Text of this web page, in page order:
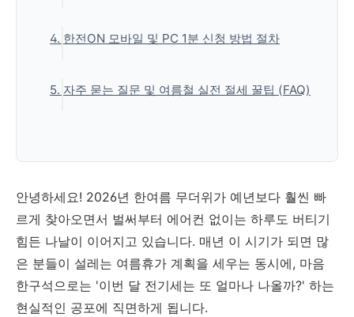
(2) 구간별 차등 지급 단가표 (1kWh당 금액)
4. 한전ON 모바일 및 PC 1분 신청 방법 절차
(2) 모바일(스마트폰) 앱을 통한 간편 접수
5. 자주 묻는 질문 및 여름철 실전 절세 꿀팁 (FAQ)
Q2. 중간에 다른 집으로 이사를 가게 되면 기
존 혜택은 소멸되나요?
💡 실전 팁: 에어컨 요금 70% 줄여 캐시백 최고
구간 달성하는 비법
'생활정보' 카테고리의 다른 글
안녕하세요! 2026년 한여름 무더위가 예년보다 훨씬 빠
르게 찾아오면서 벌써부터 에어컨 없이는 하루도 버티기
힘든 나날이 이어지고 있습니다. 매년 이 시기가 되면 많
은 분들이 설레는 여름휴가 계획을 세우는 동시에, 마음
한구석으로는 '이번 달 전기세는 또 얼마나 나올까?' 하는
현실적인 공포에 직면하게 됩니다.